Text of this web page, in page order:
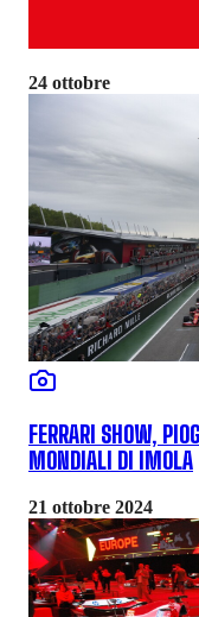
24 ottobre
FERRARI SHOW,
MONDIALI DI IMOLA
21 ottobre 2024